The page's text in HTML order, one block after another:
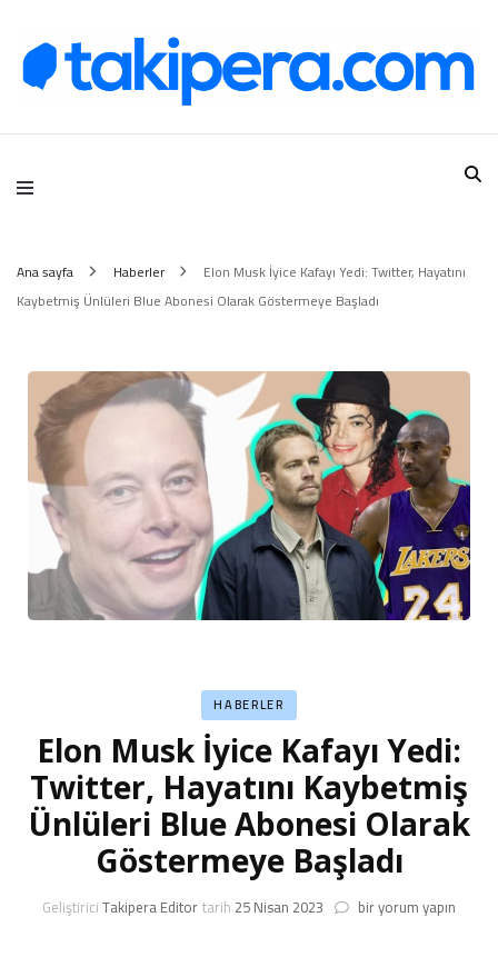
Takipera Dijital Hizmetler
Ana sayfa Haberler
Elon Musk İyice Kafayı Yedi: Twitter, Hayatını
Kaybetmiş Ünlüleri Blue Abonesi Olarak Göstermeye Başladı
HABERLER
Elon Musk İyice Kafayı Yedi:
Twitter, Hayatını Kaybetmiş
Ünlüleri Blue Abonesi Olarak
Göstermeye Başladı
GeliştiriciTakipera Editortarih 25 Nisan 2023 Elon
bir yorum yapın